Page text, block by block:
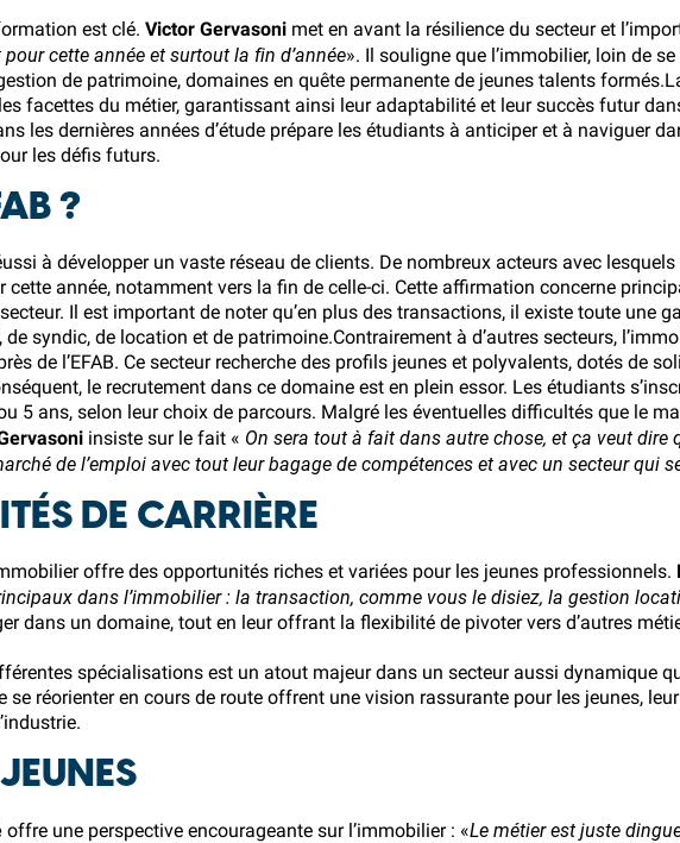
est clé. Victor Gervasoni met en avant la résilience du secteur et
cette année et surtout la fin d’année». Il souligne que l’immobilier, loin de
de patrimoine, domaines en quête permanente de jeunes talents
facettes du métier, garantissant ainsi leur adaptabilité et leur succès futur
les dernières années d’étude prépare les étudiants à anticiper et à naviguer
les défis futurs.
?
à développer un vaste réseau de clients. De nombreux acteurs avec
cette année, notamment vers la fin de celle-ci. Cette affirmation concerne
Il est important de noter qu’en plus des transactions, il existe toute une
syndic, de location et de patrimoine.Contrairement à d’autres secteurs,
de l’EFAB. Ce secteur recherche des profils jeunes et polyvalents, dotés de
le recrutement dans ce domaine est en plein essor. Les étudiants
5 ans, selon leur choix de parcours. Malgré les éventuelles difficultés que le
insiste sur le fait « On sera tout à fait dans autre chose, et ça veut dire
de l’emploi avec tout leur bagage de compétences et avec un secteur qui
DE CARRIÈRE
offre des opportunités riches et variées pour les jeunes professionnels.
dans l’immobilier : la transaction, comme vous le disiez, la gestion
dans un domaine, tout en leur offrant la flexibilité de pivoter vers d’autres
spécialisations est un atout majeur dans un secteur aussi dynamique
réorienter en cours de route offrent une vision rassurante pour les jeunes,
offre une perspective encourageante sur l’immobilier : «Le métier est juste